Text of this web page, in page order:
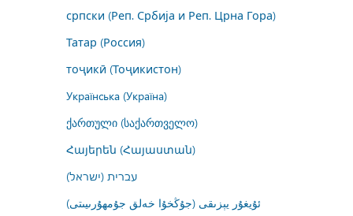
српски (Реп. Србија и Реп. Црна Гора)
Татар (Россия)
тоҷикӣ (Тоҷикистон)
Українська (Україна)
ქართული (საქართველო)
Հայերեն (Հայաստան)
עברית (ישראל)
ئۇيغۇر يېزىقى (جۇڭخۇا خەلق جۇمھۇرىيىتى)